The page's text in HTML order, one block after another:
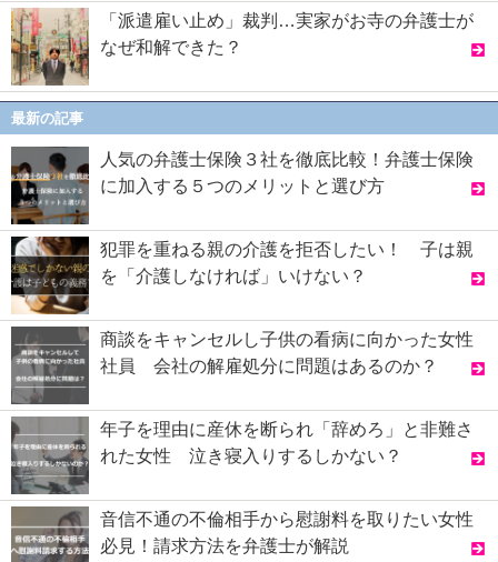
「派遣雇い止め」裁判…実家がお寺の弁護士が
なぜ和解できた？
最新の記事
人気の弁護士保険３社を徹底比較！弁護士保険
に加入する５つのメリットと選び方
犯罪を重ねる親の介護を拒否したい！ 子は親
を「介護しなければ」いけない？
商談をキャンセルし子供の看病に向かった女性
社員 会社の解雇処分に問題はあるのか？
年子を理由に産休を断られ「辞めろ」と非難さ
れた女性 泣き寝入りするしかない？
音信不通の不倫相手から慰謝料を取りたい女性
必見！請求方法を弁護士が解説